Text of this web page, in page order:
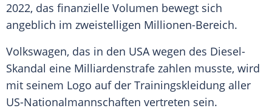
2022, das finanzielle Volumen bewegt sich
angeblich im zweistelligen Millionen-Bereich.
Volkswagen, das in den USA wegen des Diesel-
Skandal eine Milliardenstrafe zahlen musste, wird
mit seinem Logo auf der Trainingskleidung aller
US-Nationalmannschaften vertreten sein.